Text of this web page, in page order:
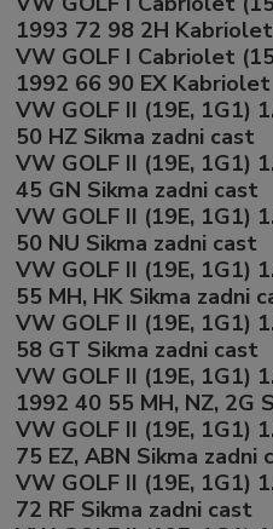
1993 72 98 2H Kabriolet
VW GOLF I Cabriolet
1992 66 90 EX Kabriolet
VW GOLF II (19E, 1G1)
50 HZ Sikma zadni cast
VW GOLF II (19E, 1G1)
45 GN Sikma zadni cast
VW GOLF II (19E, 1G1)
50 NU Sikma zadni cast
VW GOLF II (19E, 1G1)
55 MH, HK Sikma zadni
VW GOLF II (19E, 1G1)
58 GT Sikma zadni cast
VW GOLF II (19E, 1G1)
1992 40 55 MH, NZ, 2G
VW GOLF II (19E, 1G1)
75 EZ, ABN Sikma zadni
VW GOLF II (19E, 1G1)
72 RF Sikma zadni cast